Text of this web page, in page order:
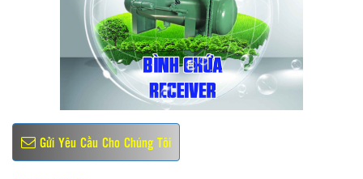
Gửi Yêu Cầu Cho Chúng Tôi